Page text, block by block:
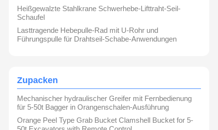
Heißgewalzte Stahlkrane Schwerhebe-Lifttraht-Seil-
Schaufel
Lasttragende Hebepulle-Rad mit U-Rohr und
Führungspulle für Drahtseil-Schabe-Anwendungen
Zupacken
Mechanischer hydraulischer Greifer mit Fernbedienung
für 5-50t Bagger in Orangenschalen-Ausführung
Orange Peel Type Grab Bucket Clamshell Bucket for 5-